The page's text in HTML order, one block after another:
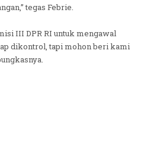
tegas Febrie.
III DPR RI untuk mengawal
dikontrol, tapi mohon beri kami